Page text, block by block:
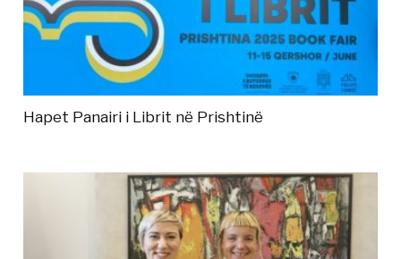
Hapet Panairi i Librit në Prishtinë